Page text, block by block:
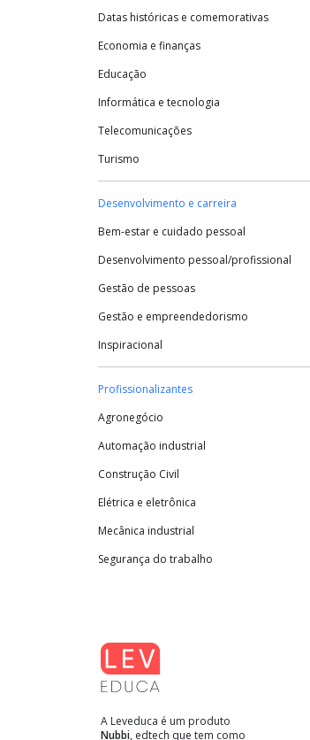
Datas históricas e comemorativas
Economia e finanças
Educação
Informática e tecnologia
Telecomunicações
Turismo
Desenvolvimento e carreira
Bem-estar e cuidado pessoal
Desenvolvimento pessoal/profissional
Gestão de pessoas
Gestão e empreendedorismo
Inspiracional
Profissionalizantes
Agronegócio
Automação industrial
Construção Civil
Elétrica e eletrônica
Mecânica industrial
Segurança do trabalho
A Leveduca é um produto
Nubbi, edtech que tem como